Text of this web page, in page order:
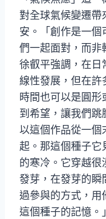
對全球氣候變遷帶
安。「創作是一
們一起面對，而非
徐叡平強調，在日
線性發展，但在許
時間也可以是圓
到希望，讓我們
以這個作品從一個
起。那這個種子它
的寒冷。它穿越很
發芽，在發芽的瞬
過參與的方式，用
這個種子的記憶。」